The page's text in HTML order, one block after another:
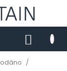
KOŠÍK
/